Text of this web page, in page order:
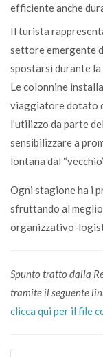
efficiente anche
Il turista
settore emergente
spostarsi durante
Le colonnine
viaggiatore dotato
l’utilizzo da parte
sensibilizzare a
lontana dal
Ogni stagione ha i
sfruttando al
organizzativo-
Spunto tratto dalla
tramite il seguente
clicca qui per il file